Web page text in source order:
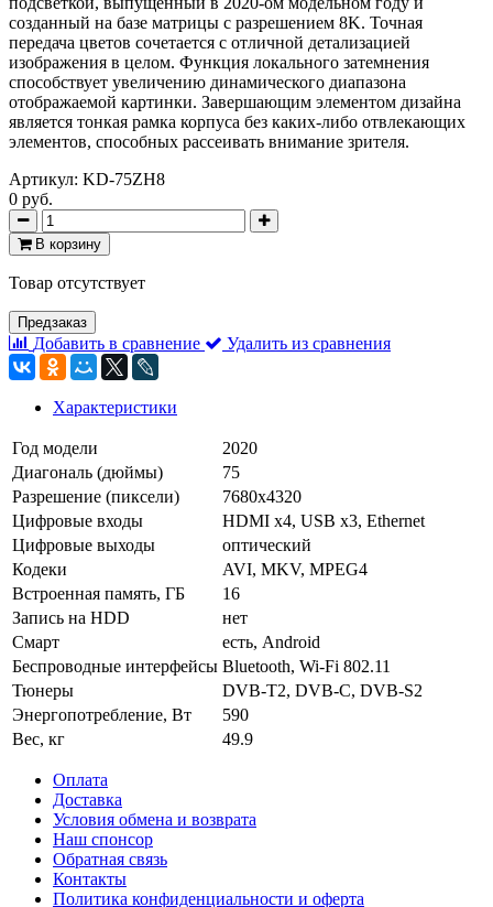
созданный на базе матрицы с разрешением 8K. Точная
передача цветов сочетается с отличной детализацией
изображения в целом. Функция локального затемнения
способствует увеличению динамического диапазона
отображаемой картинки. Завершающим элементом дизайна
является тонкая рамка корпуса без каких-либо отвлекающих
элементов, способных рассеивать внимание зрителя.
Артикул: KD-75ZH8
0 руб.
В корзину
Товар отсутствует
Предзаказ
Добавить в сравнение Удалить из сравнения
Характеристики
Год модели
2020
Диагональ (дюймы)
75
Разрешение (пиксели)
7680x4320
Цифровые входы
HDMI x4, USB x3, Ethernet
Цифровые выходы
оптический
Кодеки
AVI, MKV, MPEG4
Встроенная память, ГБ
16
Запись на HDD
нет
Смарт
есть, Android
Беспроводные интерфейсы Bluetooth, Wi-Fi 802.11
Тюнеры
DVB-T2, DVB-C, DVB-S2
Энергопотребление, Вт
590
Вес, кг
49.9
Оплата
Доставка
Условия обмена и возврата
Наш спонсор
Обратная связь
Контакты
Политика конфиденциальности и оферта